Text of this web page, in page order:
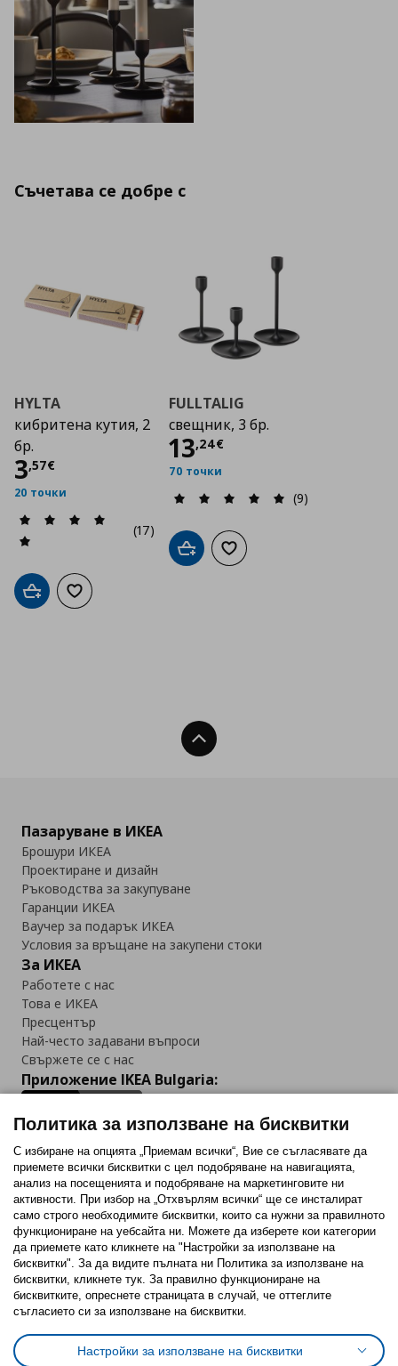
Съчетава се добре с
HYLTA
кибритена кутия, 2
бр.
3,57€
Цена
20 точки
(17)
Добави в кошницата
Добави към списъка с любими
FULLTALIG
свещник, 3 бр.
13,24€
Цена
70 точки
(9)
Добави в кошницата
Добави към списъка с
Нагоре
Пазаруване в ИКЕА
Брошури ИКЕА
Проектиране и дизайн
Ръководства за закупуване
Гаранции ИКЕА
Ваучер за подарък ИКЕА
Условия за връщане на закупени стоки
За ИКЕА
Работете с нас
Това е ИКЕА
Пресцентър
Най-често задавани въпроси
Свържете се с нас
Приложение IKEA Bulgaria:
Последвайте ни:
FacebookTwitterYoutubePinterestInstagram
Политика за използване на бисквитки (Cookies)
Избор на настройки за използване на бисквитки
Условия за ползване на ikea.bgОбща политика за личните данни
Политика за използване на бисквитки
С избиране на опцията „Приемам всички“, Вие се съгласявате да
приемете всички бисквитки с цел подобряване на навигацията,
анализ на посещенията и подобряване на маркетинговите ни
активности. При избор на „Отхвърлям всички“ ще се инсталират
само строго необходимитe бисквитки, които са нужни за правилното
функциониране на уебсайта ни. Можете да изберете кои категории
да приемете като кликнете на "Настройки за използване на
бисквитки". За да видите пълната ни Политика за използване на
бисквитки, кликнете тук. За правилно функциониране на
бисквитките, опреснете страницата в случай, че оттеглите
съгласието си за използване на бисквитки.
Настройки за използване на бисквитки